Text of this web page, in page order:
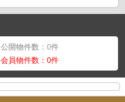
公開物件数：0件
会員物件数：0件